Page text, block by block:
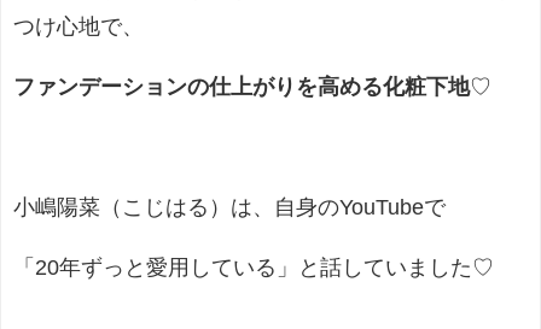
つけ心地で、
ファンデーションの仕上がりを高める化粧下地♡
小嶋陽菜（こじはる）は、自身のYouTubeで
「20年ずっと愛用している」と話していました♡